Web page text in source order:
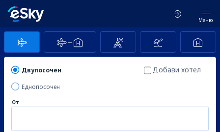
Меню
Двупосочен
Еднопосочен
Добави хотел
От